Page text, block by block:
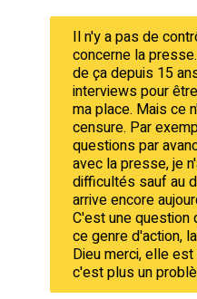
Il n'y a pas de
concerne la
de ça depuis 15
interviews pour
ma place. Mais ce
censure. Par
questions par
avec la presse, je
difficultés sauf au
arrive encore
C'est une question
ce genre d'action,
Dieu merci, elle
c'est plus un